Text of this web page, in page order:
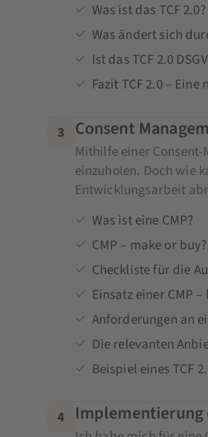
Was ist das TCF 2.0?
Was ändert sich
Ist das TCF 2.0
Fazit TCF 2.0 –
3 Consent
Mithilfe einer
einzuholen. Doch wie
Entwicklungsarbeit
Was ist eine CMP?
CMP – make or buy?
Checkliste für die
Einsatz einer CMP
Anforderungen an
Die relevanten
Beispiel eines TCF
4 Implementierung